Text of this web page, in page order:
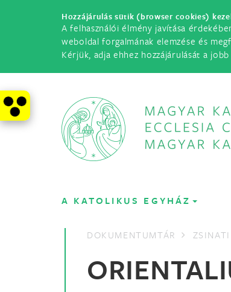
Hozzájárulás sütik (browser cookies)
A felhasználói élmény javítása
weboldal forgalmának elemzése és
Kérjük, adja ehhez hozzájárulását a
A KATOLIKUS EGYHÁZ
DOKUMENTUMTÁR